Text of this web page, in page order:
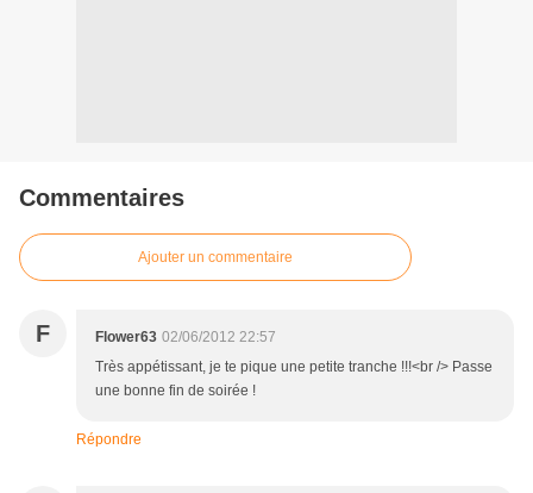
Commentaires
Ajouter un commentaire
F Flower63 02/06/2012 22:57
Très appétissant, je te pique une petite tranche !!!<br /> Passe
une bonne fin de soirée !
Répondre